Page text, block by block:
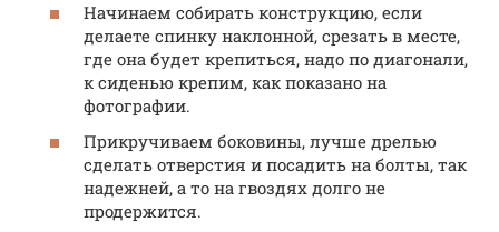
Начинаем собирать конструкцию, если
делаете спинку наклонной, срезать в месте,
где она будет крепиться, надо по диагонали,
к сиденью крепим, как показано на
фотографии.
Прикручиваем боковины, лучше дрелью
сделать отверстия и посадить на болты, так
надежней, а то на гвоздях долго не
продержится.